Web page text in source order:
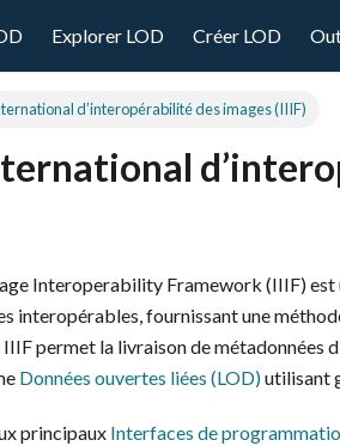
Explorer LOD Créer LOD
d’interopérabilité des images (IIIF)
Interoperability Framework (IIIF) est
interopérables, fournissant une
IIIF permet la livraison de métadonnées
Données ouvertes liées (LOD)utilisant
principaux Interfaces de